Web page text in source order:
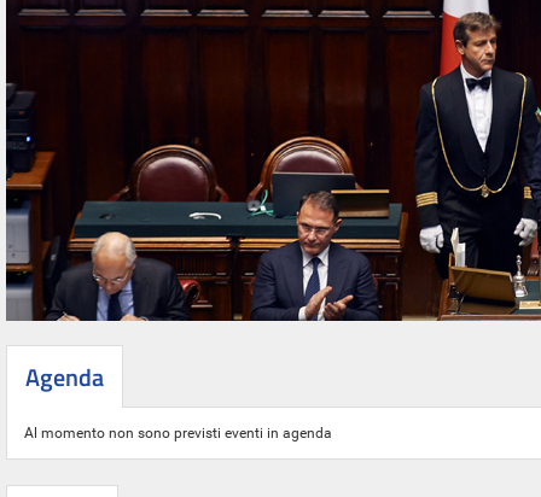
Agenda
Al momento non sono previsti eventi in agenda